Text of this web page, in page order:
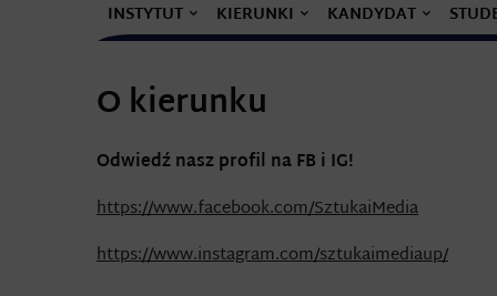
INSTYTUT KIERUNKI KANDYDAT
O kierunku
Odwiedź nasz profil na FB i IG!
https://www.facebook.com/SztukaiMedia
https://www.instagram.com/sztukaimediaup/